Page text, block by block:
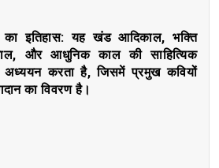
का इतिहास: यह खंड आदिकाल, भक्ति
और आधुनिक काल की साहित्यिक
अध्ययन करता है, जिसमें प्रमुख कवियों
का विवरण है।